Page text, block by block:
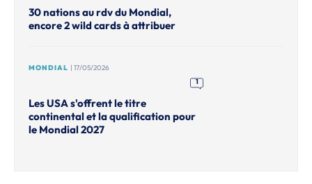
30 nations au rdv du Mondial,
encore 2 wild cards à attribuer
MONDIAL | 17/05/2026
1
Les USA s'offrent le titre
continental et la qualification pour
le Mondial 2027